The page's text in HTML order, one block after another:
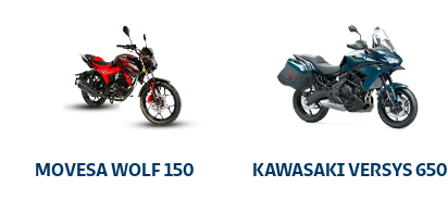
MOVESA WOLF 150 KAWASAKI VERSYS 650